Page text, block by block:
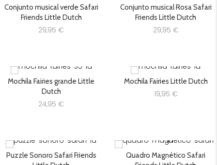
Conjunto musical verde Safari
Friends Little Dutch
29,95 €
Conjunto musical Rosa Safari
Friends Little Dutch
29,95 €
Mochila Fairies grande Little
Dutch
24,95 €
Mochila Fairies Little Dutch
19,95 €
Puzzle Sonoro Safari Friends
Quadro Magnético Safari